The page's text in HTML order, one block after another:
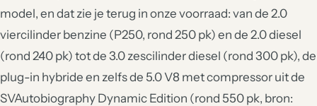
model, en dat zie je terug in onze voorraad: van de 2.0
viercilinder benzine (P250, rond 250 pk) en de 2.0 diesel
(rond 240 pk) tot de 3.0 zescilinder diesel (rond 300 pk), de
plug-in hybride en zelfs de 5.0 V8 met compressor uit de
SVAutobiography Dynamic Edition (rond 550 pk, bron: